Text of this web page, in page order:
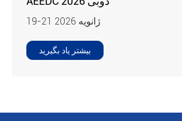
19-21 ژانویه 2026
بیشتر یاد بگیرید